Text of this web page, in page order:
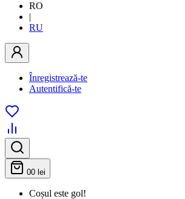
RO
|
RU
Înregistrează-te
Autentifică-te
00 lei
Coșul este gol!